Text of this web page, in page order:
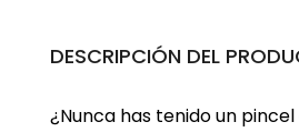
DESCRIPCIÓN DEL
¿Nunca has tenido un